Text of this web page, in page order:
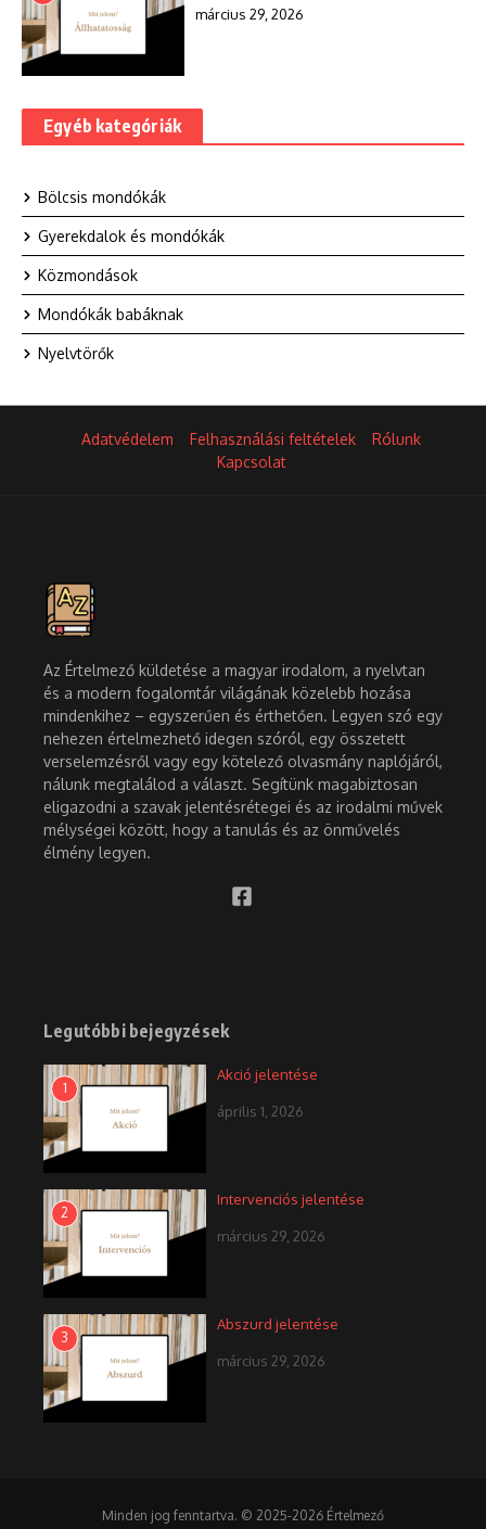
március 29, 2026
Egyéb kategóriák
Bölcsis mondókák
Gyerekdalok és mondókák
Közmondások
Mondókák babáknak
Nyelvtörők
Adatvédelem Felhasználási feltételek
Rólunk
Kapcsolat
Az Értelmező küldetése a magyar irodalom, a nyelvtan
és a modern fogalomtár világának közelebb hozása
mindenkihez – egyszerűen és érthetően. Legyen szó egy
nehezen értelmezhető idegen szóról, egy összetett
verselemzésről vagy egy kötelező olvasmány naplójáról,
nálunk megtalálod a választ. Segítünk magabiztosan
eligazodni a szavak jelentésrétegei és az irodalmi művek
mélységei között, hogy a tanulás és az önművelés
élmény legyen.
Legutóbbi bejegyzések
1
Akció jelentése
április 1, 2026
2
Intervenciós jelentése
március 29, 2026
3
Abszurd jelentése
március 29, 2026
Minden jog fenntartva. © 2025-2026 Értelmező